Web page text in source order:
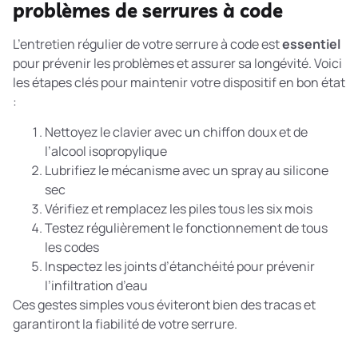
problèmes de serrures à code
L’entretien régulier de votre serrure à code estessentiel
pour prévenir les problèmes et assurer sa longévité. Voici
les étapes clés pour maintenir votre dispositif en bon état
:
Nettoyez le clavier avec un chiffon doux et de
l’alcool isopropylique
Lubrifiez le mécanisme avec un spray au silicone
sec
Vérifiez et remplacez les piles tous les six mois
Testez régulièrement le fonctionnement de tous
les codes
Inspectez les joints d’étanchéité pour prévenir
l’infiltration d’eau
Ces gestes simples vous éviteront bien des tracas et
garantiront la fiabilité de votre serrure.